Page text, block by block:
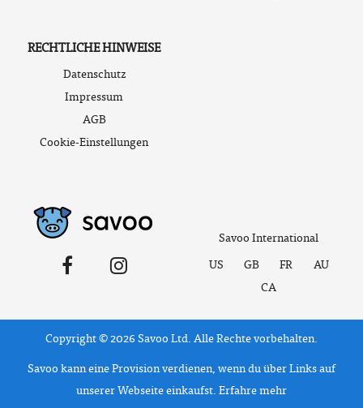
RECHTLICHE HINWEISE
Datenschutz
Impressum
AGB
Cookie-Einstellungen
Savoo International
US
GB FR
AU
CA
Copyright © 2026 Savoo Ltd. Alle Rechte vorbehalten.
Savoo kann eine Provision verdienen, wenn du über Links auf
unserer Webseite einkaufst. Erfahre mehr